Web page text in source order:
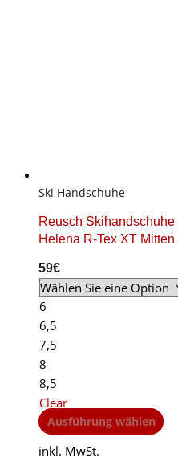
Ski Handschuhe
Reusch Skihandschuhe
Helena R-Tex XT Mitten
59€
6
6,5
7,5
8
8,5
Clear
Ausführung wählen This
inkl. MwSt.